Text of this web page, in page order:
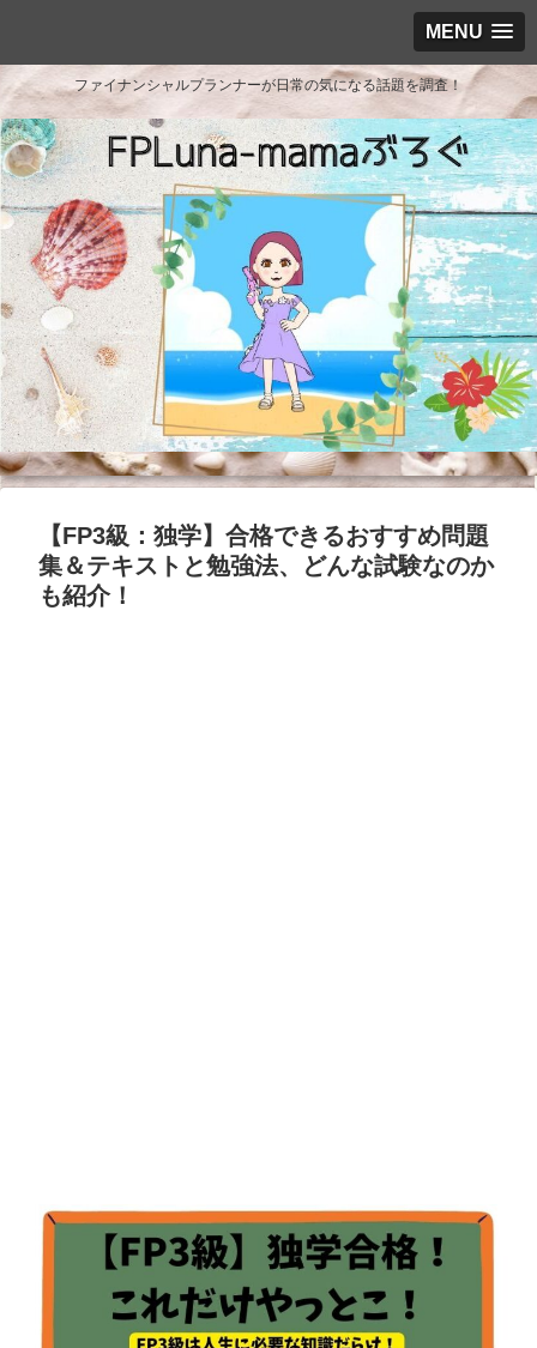
MENU
ファイナンシャルプランナーが日常の気になる話題を調査！
【FP3級：独学】合格できるおすすめ問題
集＆テキストと勉強法、どんな試験なのか
も紹介！